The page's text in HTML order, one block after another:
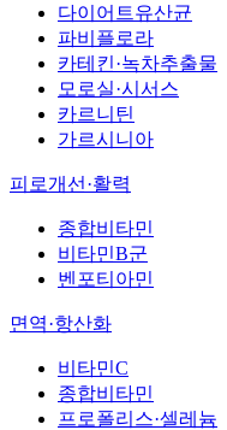
다이어트유산균
파비플로라
카테킨·녹차추출물
모로실·시서스
카르니틴
가르시니아
피로개선·활력
종합비타민
비타민B군
벤포티아민
면역·항산화
비타민C
종합비타민
프로폴리스·셀레늄